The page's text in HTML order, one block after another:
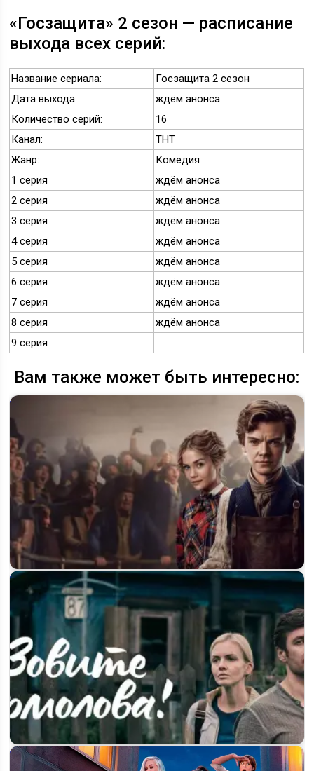
«Госзащита» 2 сезон — расписание
выхода всех серий:
Название сериала:
Госзащита 2 сезон
Дата выхода:
ждём анонса
Количество серий:
16
Канал:
ТНТ
Жанр:
Комедия
1 серия
ждём анонса
2 серия
ждём анонса
3 серия
ждём анонса
4 серия
ждём анонса
5 серия
ждём анонса
6 серия
ждём анонса
7 серия
ждём анонса
8 серия
ждём анонса
9 серия
Вам также может быть интересно:
Когда выйдет 3 сезон «Ловкого плута» на Disney+ и будет
ли он вообще?